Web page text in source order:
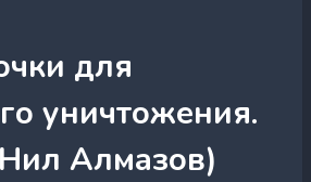
для
уничтожения.
Алмазов)